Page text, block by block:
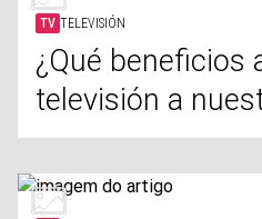
TV TELEVISIÓN
¿Qué beneficios
televisión a